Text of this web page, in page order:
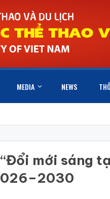
MEDIA NEWS
mới sáng